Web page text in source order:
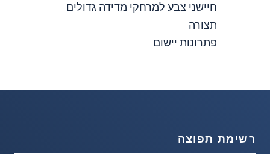
חיישני צבע למרחקי מדידה גדולים
תצורה
פתרונות יישום
רשימת תפוצה